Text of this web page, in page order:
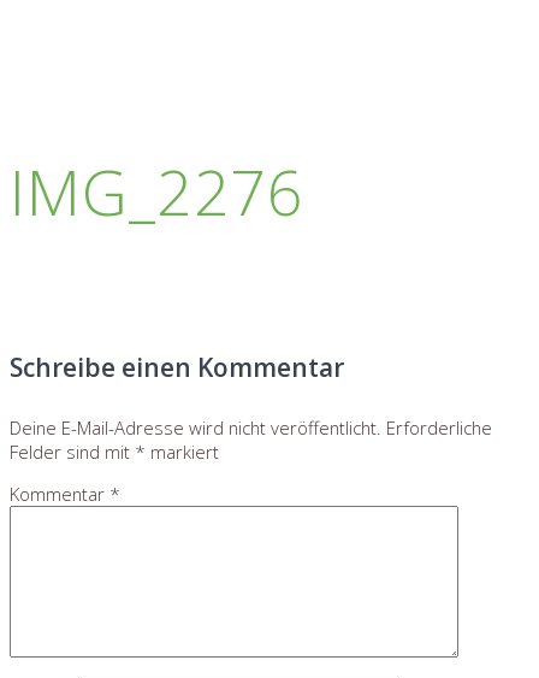
IMG_2276
Schreibe einen Kommentar
Deine E-Mail-Adresse wird nicht veröffentlicht. Erforderliche
Felder sind mit * markiert
Kommentar *